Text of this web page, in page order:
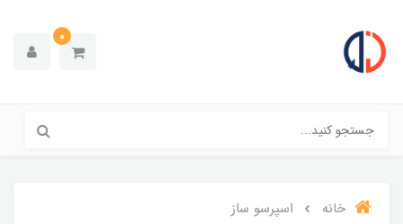
0
خانه
اسپرسو ساز